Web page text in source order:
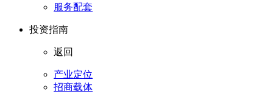
服务配套
投资指南
返回
产业定位
招商载体